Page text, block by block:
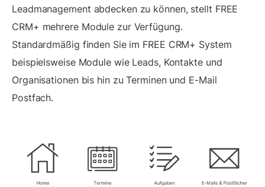
Leadmanagement abdecken zu können, stellt FREE
CRM+ mehrere Module zur Verfügung.
Standardmäßig finden Sie im FREE CRM+ System
beispielsweise Module wie Leads, Kontakte und
Organisationen bis hin zu Terminen und E-Mail
Postfach.